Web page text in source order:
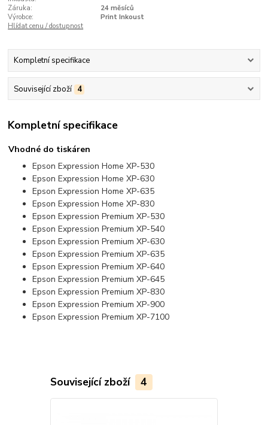
Záruka:
24 měsíců
Výrobce:
Print Inkoust
Hlídat cenu / dostupnost
Kompletní specifikace
Související zboží 4
Kompletní specifikace
Vhodné do tiskáren
Epson Expression Home XP-530
Epson Expression Home XP-630
Epson Expression Home XP-635
Epson Expression Home XP-830
Epson Expression Premium XP-530
Epson Expression Premium XP-540
Epson Expression Premium XP-630
Epson Expression Premium XP-635
Epson Expression Premium XP-640
Epson Expression Premium XP-645
Epson Expression Premium XP-830
Epson Expression Premium XP-900
Epson Expression Premium XP-7100
Související zboží 4